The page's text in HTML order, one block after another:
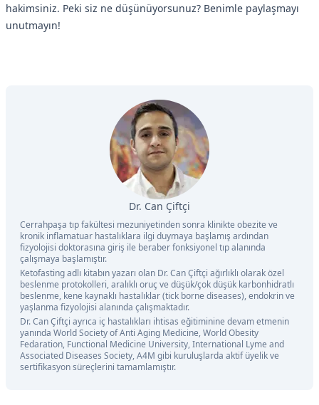
hakimsiniz. Peki siz ne düşünüyorsunuz? Benimle paylaşmayı
unutmayın!
Dr. Can Çiftçi
Cerrahpaşa tıp fakültesi mezuniyetinden sonra klinikte obezite ve
kronik inflamatuar hastalıklara ilgi duymaya başlamış ardından
fizyolojisi doktorasına giriş ile beraber fonksiyonel tıp alanında
çalışmaya başlamıştır.
Ketofasting adlı kitabın yazarı olan Dr. Can Çiftçi ağırlıklı olarak özel
beslenme protokolleri, aralıklı oruç ve düşük/çok düşük karbonhidratlı
beslenme, kene kaynaklı hastalıklar (tick borne diseases), endokrin ve
yaşlanma fizyolojisi alanında çalışmaktadır.
Dr. Can Çiftçi ayrıca iç hastalıkları ihtisas eğitiminine devam etmenin
yanında World Society of Anti Aging Medicine, World Obesity
Fedaration, Functional Medicine University, International Lyme and
Associated Diseases Society, A4M gibi kuruluşlarda aktif üyelik ve
sertifikasyon süreçlerini tamamlamıştır.